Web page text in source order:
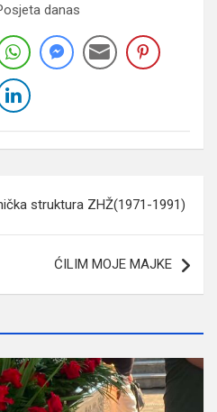
danas
struktura ZHŽ(1971-1991)
ĆILIM MOJE MAJKE